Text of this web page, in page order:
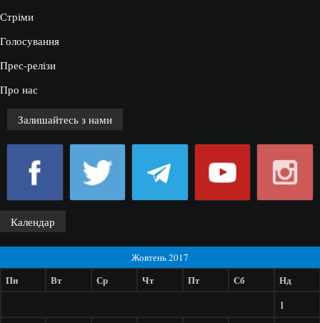
Стріми
Голосування
Прес-релізи
Про нас
Залишайтесь з нами
Календар
Жовтень 2017
Пн Вт Ср Чт Пт Сб Нд
1